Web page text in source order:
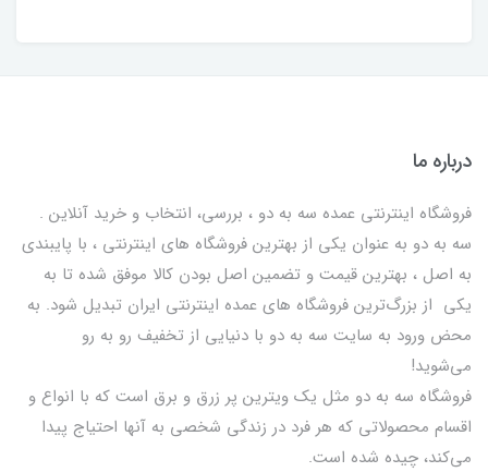
درباره ما
فروشگاه اینترنتی عمده سه به دو ، بررسی، انتخاب و خرید آنلاین .
سه به دو به عنوان یکی از بهترين فروشگاه های اینترنتی ، با پایبندی
به اصل ، بهترين قيمت و تضمین اصل‌ بودن کالا موفق شده تا به
يكي از بزرگ‌ترين فروشگاه هاي عمده اینترنتی ایران تبدیل شود. به
محض ورود به سایت سه به دو با دنیایی از تخفيف رو به رو
می‌شوید!
فروشگاه سه به دو مثل یک ویترین پر زرق و برق است که با انواع و
اقسام محصولاتی که هر فرد در زندگی شخصی به آنها احتیاج پیدا
می‌کند، چیده شده است.